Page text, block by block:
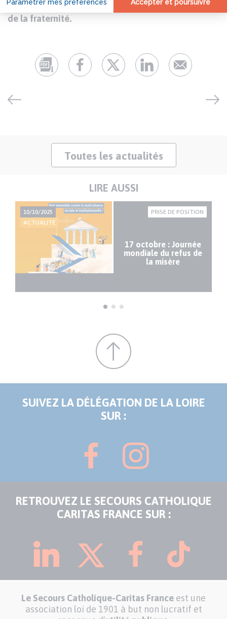
Le 30 juin et le 7 juillet, prenons, ensemble, le parti
de la fraternité.
Toutes les actualités
LIRE AUSSI
10/10/2025
ACTUALITÉ
PRISE DE POSITION
17 octobre : Journée
mondiale du refus de
la misère
SUIVEZ LA DÉLÉGATION DE LA LOIRE
SUR :
RETROUVEZ LE SECOURS CATHOLIQUE
CARITAS FRANCE SUR :
Le Secours Catholique-Caritas France est une
association loi de 1901 à but non lucratif et